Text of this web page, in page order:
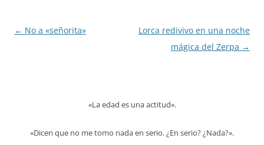
Navegación
← No a «señorita»
Lorca redivivo en una noche
mágica del Zerpa →
«La edad es una actitud».
«Dicen que no me tomo nada en serio. ¿En serio? ¿Nada?».